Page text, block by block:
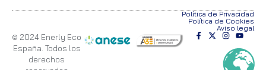
Política de Privacidad
Política de Cookies
Aviso legal
© 2024 Enerly Eco
España. Todos los
derechos